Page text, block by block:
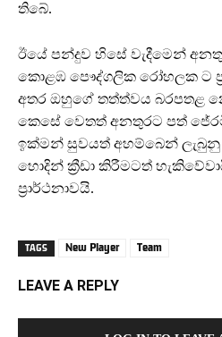
තිබේ.
ඊයේ පන්දුව හිසේ වැදීමෙන්
කොළඹ පෞද්ගලික රෝහලක ට
අතර ඔහුගේ තත්ත්වය බරපතළ
කෙසේ වෙතත් අනතුරට පත්
ඉක්මන් සුවයත් අහම්බෙන් ලැබුනු
හොදින් ක්‍රීඩා කිරීමටත්
ප්‍රාර්ථනාවයි.
TAGS New Player Team
LEAVE A REPLY